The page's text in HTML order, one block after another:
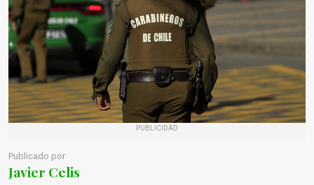
PUBLICIDAD
Publicado por
Javier Celis